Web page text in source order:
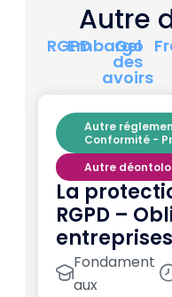
Autre
RGPD
Embargo
Gel
des
avoirs
Autre
Conformité -
Autre
La
RGPD –
entreprises
Fondament
aux